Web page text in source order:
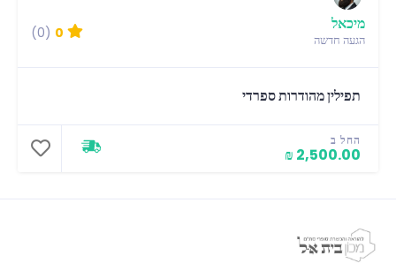
מיכאל
הגעה חדשה 0
(0)
תפילין מהודרות ספרדי
החל ב
2,500.00 ₪